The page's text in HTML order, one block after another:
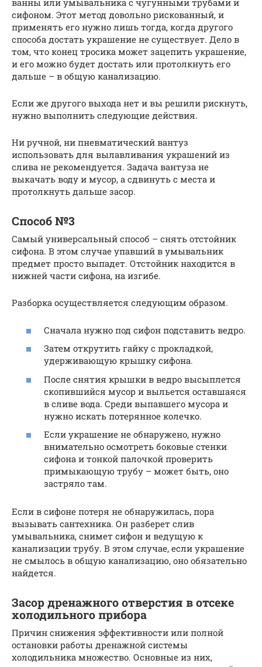
ванны или умывальника с чугунными трубами и
сифоном. Этот метод довольно рискованный, и
применять его нужно лишь тогда, когда другого
способа достать украшение не существует. Дело в
том, что конец тросика может зацепить украшение,
и его можно будет достать или протолкнуть его
дальше – в общую канализацию.
Если же другого выхода нет и вы решили рискнуть,
нужно выполнить следующие действия.
Ни ручной, ни пневматический вантуз
использовать для вылавливания украшений из
слива не рекомендуется. Задача вантуза не
выкачать воду и мусор, а сдвинуть с места и
протолкнуть дальше засор.
Способ №3
Самый универсальный способ – снять отстойник
сифона. В этом случае упавший в умывальник
предмет просто выпадет. Отстойник находится в
нижней части сифона, на изгибе.
Разборка осуществляется следующим образом.
Сначала нужно под сифон подставить ведро.
Затем открутить гайку с прокладкой,
удерживающую крышку сифона.
После снятия крышки в ведро высыплется
скопившийся мусор и выльется оставшаяся
в сливе вода. Среди выпавшего мусора и
нужно искать потерянное колечко.
Если украшение не обнаружено, нужно
внимательно осмотреть боковые стенки
сифона и тонкой палочкой проверить
примыкающую трубу – может быть, оно
застряло там.
Если в сифоне потеря не обнаружилась, пора
вызывать сантехника. Он разберет слив
умывальника, снимет сифон и ведущую к
канализации трубу. В этом случае, если украшение
не смылось в общую канализацию, оно обязательно
найдется.
Засор дренажного отверстия в отсеке
холодильного прибора
Причин снижения эффективности или полной
остановки работы дренажной системы
холодильника множество. Основные из них,